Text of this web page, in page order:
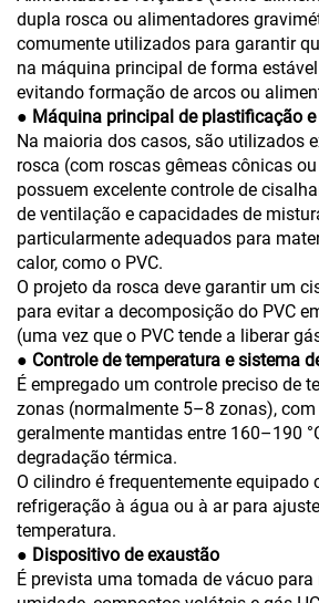
dupla rosca ou alimentadores
comumente utilizados para garantir
na máquina principal de forma
evitando formação de arcos ou
● Máquina principal de plastificação
Na maioria dos casos, são utilizados
rosca (com roscas gêmeas cônicas
possuem excelente controle de
de ventilação e capacidades de
particularmente adequados para
calor, como o PVC.
O projeto da rosca deve garantir um
para evitar a decomposição do PVC
(uma vez que o PVC tende a liberar
● Controle de temperatura e sistema
É empregado um controle preciso de
zonas (normalmente 5–8 zonas),
geralmente mantidas entre 160–190
degradação térmica.
O cilindro é frequentemente equipado
refrigeração à água ou à ar para
temperatura.
● Dispositivo de exaustão
É prevista uma tomada de vácuo para